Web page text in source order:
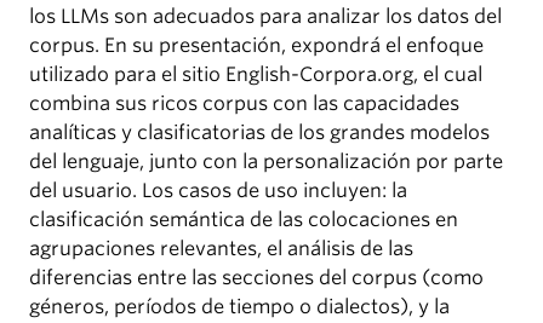
los LLMs son adecuados para analizar los datos del
corpus. En su presentación, expondrá el enfoque
utilizado para el sitio English-Corpora.org, el cual
combina sus ricos corpus con las capacidades
analíticas y clasificatorias de los grandes modelos
del lenguaje, junto con la personalización por parte
del usuario. Los casos de uso incluyen: la
clasificación semántica de las colocaciones en
agrupaciones relevantes, el análisis de las
diferencias entre las secciones del corpus (como
géneros, períodos de tiempo o dialectos), y la